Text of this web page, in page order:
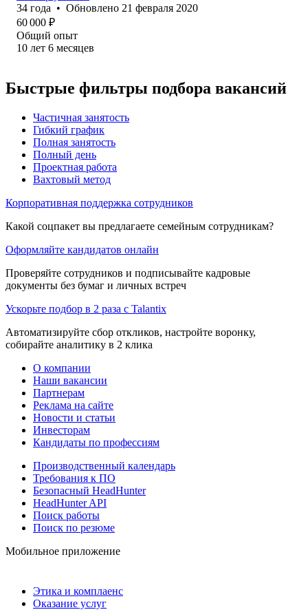
34 года • Обновлено 21 февраля 2020
60 000 ₽
Общий опыт
10 лет 6 месяцев
Быстрые фильтры подбора вакансий
Частичная занятость
Гибкий график
Полная занятость
Полный день
Проектная работа
Вахтовый метод
Корпоративная поддержка сотрудников
Какой соцпакет вы предлагаете семейным сотрудникам?
Оформляйте кандидатов онлайн
Проверяйте сотрудников и подписывайте кадровые
документы без бумаг и личных встреч
Ускорьте подбор в 2 раза с Talantix
Автоматизируйте сбор откликов, настройте воронку,
собирайте аналитику в 2 клика
О компании
Наши вакансии
Партнерам
Реклама на сайте
Новости и статьи
Инвесторам
Кандидаты по профессиям
Производственный календарь
Требования к ПО
Безопасный HeadHunter
HeadHunter API
Поиск работы
Поиск по резюме
Мобильное приложение
Этика и комплаенс
Оказание услуг